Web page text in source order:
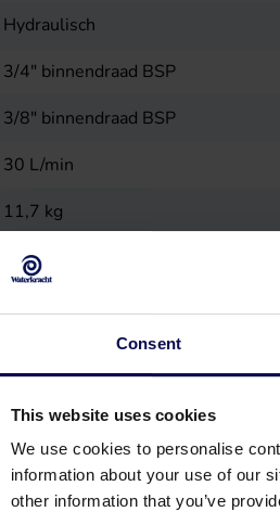
Consent
This website uses cookies
We use cookies to personalise
information about your use of our
other information that you’ve
Hydraulisch
3/4" binnendraad BSP
3/8" binnendraad BSP
30 L/min
11,7 kg
50°C
st
7,5 kW